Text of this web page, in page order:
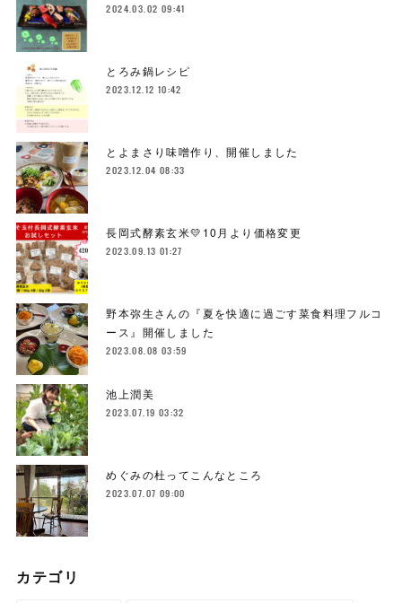
2024.03.02 09:41
とろみ鍋レシピ
2023.12.12 10:42
とよまさり味噌作り、開催しました
2023.12.04 08:33
長岡式酵素玄米💛10月より価格変更
2023.09.13 01:27
野本弥生さんの『夏を快適に過ごす菜食料理フルコ
ース』開催しました
2023.08.08 03:59
池上潤美
2023.07.19 03:32
めぐみの杜ってこんなところ
2023.07.07 09:00
カテゴリ